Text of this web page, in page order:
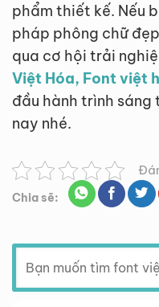
phẩm thiết kế. Nếu
pháp phông chữ
qua cơ hội trải
Việt Hóa, Font việt
đầu hành trình sáng
nay nhé.
Chia sẽ:
Tìm
kiếm: